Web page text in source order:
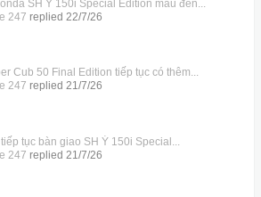
SH Ý 150i Special Edition màu đen...
247 replied 22/7/26
Cub 50 Final Edition tiếp tục có thêm...
247 replied 21/7/26
tục bàn giao SH Ý 150i Special...
247 replied 21/7/26